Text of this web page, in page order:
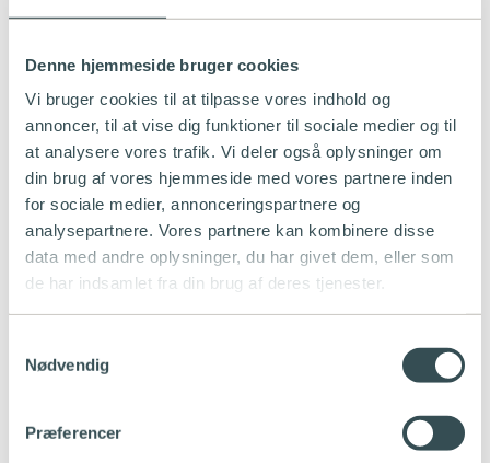
Denne hjemmeside bruger cookies
Vi bruger cookies til at tilpasse vores indhold og
annoncer, til at vise dig funktioner til sociale medier og til
at analysere vores trafik. Vi deler også oplysninger om
din brug af vores hjemmeside med vores partnere inden
for sociale medier, annonceringspartnere og
analysepartnere. Vores partnere kan kombinere disse
data med andre oplysninger, du har givet dem, eller som
de har indsamlet fra din brug af deres tjenester.
Nødvendig
Præferencer
Opsigelse af kontrakt med binding
Op til 500
Sikkerhedsstillelse
Lukkevarsel/krav om sikkerhedsstillelse
Udbetaling af tilgodehavende
0 kr.
Kompensationsgebyr (vedr. konkurs)
310 kr.
Rentesats for sen betaling
8 %
Genfremsendelse af regning (postomdelt brev)
El og gas
Administration af afbrydelse og genåbning af strøm
Flytteopgørelse/ekstraopgørelse
1.162,5
Besøgsgebyr låsesmed
Efter
regning
regning
Efter